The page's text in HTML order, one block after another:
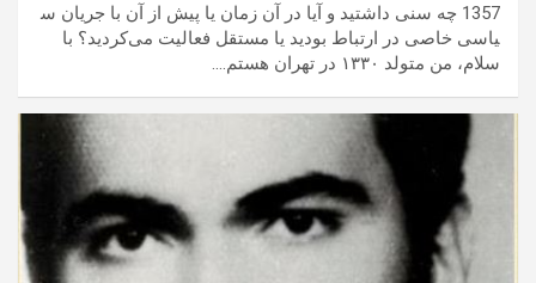
1357 چه سنی داشتید و آیا در آن زمان یا پیش از آن با جریان س
یاسی خاصی در ارتباط بودید یا مستقل فعالیت می‌کردید؟ با
سلام، من متولد ۱۳۳۰ در تهران هستم.…